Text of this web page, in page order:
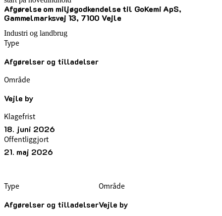
Afgørelse om miljøgodkendelse til GoKemi ApS,
Gammelmarksvej 13, 7100 Vejle
senest opdateret 21. maj 2026
Industri og landbrug
Type
Afgørelser og tilladelser
Område
Vejle by
Klagefrist
18. juni 2026
Offentliggjort
21. maj 2026
Type
Afgørelser og tilladelser
Område
Vejle by